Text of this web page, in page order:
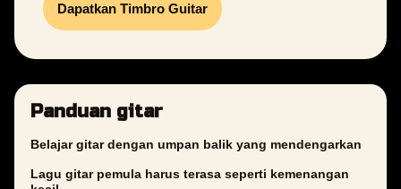
Dapatkan Timbro Guitar
Panduan gitar
Belajar gitar dengan umpan balik yang mendengarkan
Lagu gitar pemula harus terasa seperti kemenangan